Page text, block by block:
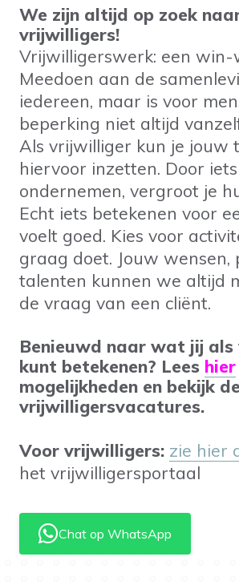
werkenbijcello.nl
contact
Woonvormen Zorgaanbod
We zijn altijd op zoek
vrijwilligers!
Vrijwilligerswerk: een win-
Meedoen aan de
iedereen, maar is voor
beperking niet altijd
Als vrijwilliger kun je jouw
hiervoor inzetten. Door
ondernemen, vergroot je
Echt iets betekenen voor
voelt goed. Kies voor
graag doet. Jouw wensen,
talenten kunnen we altijd
de vraag van een cliënt.
Benieuwd naar wat jij
kunt betekenen? Lees hier
mogelijkheden en bekijk
vrijwilligersvacatures.
Voor vrijwilligers: zie hier
het vrijwilligersportaal
Chat op WhatsApp